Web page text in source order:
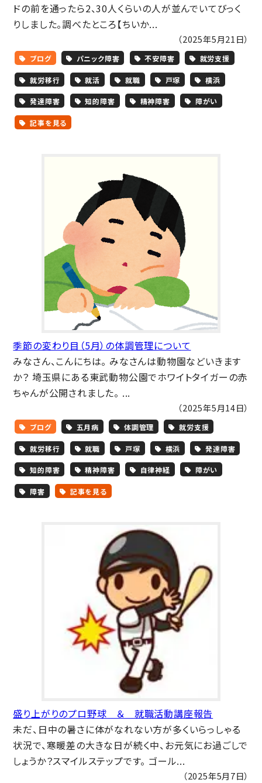
ドの前を通ったら2、30人くらいの人が並んでいてびっく
りしました。調べたところ【ちいか...
（2025年5月21日）
ブログ パニック障害 不安障害 就労支援
就労移行 就活 就職 戸塚 横浜
発達障害 知的障害 精神障害 障がい
記事を見る
季節の変わり目（5月）の体調管理について
みなさん、こんにちは。 みなさんは動物園などいきます
か？ 埼玉県にある東武動物公園でホワイトタイガーの赤
ちゃんが公開されました。 ...
（2025年5月14日）
ブログ 五月病 体調管理 就労支援
就労移行 就職 戸塚 横浜 発達障害
知的障害 精神障害 自律神経 障がい
障害 記事を見る
盛り上がりのプロ野球 ＆ 就職活動講座報告
未だ、日中の暑さに体がなれない方が多くいらっしゃる
状況で、寒暖差の大きな日が続く中、お元気にお過ごしで
しょうか？スマイルステップです。 ゴール...
（2025年5月7日）